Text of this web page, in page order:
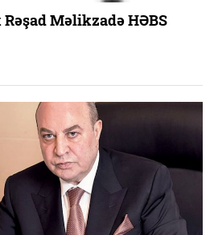
Məlikzadə HƏBS